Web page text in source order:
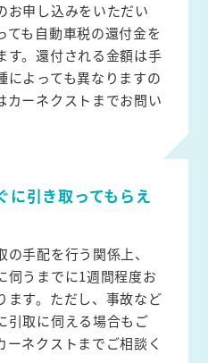
お申し込みをいただい
ても自動車税の還付金を
す。還付される金額は手
によっても異なりますの
カーネクストまでお問い
に引き取ってもらえ
手配を行う関係上、
伺うまでに1週間程度お
ます。ただし、事故など
引取に伺える場合もご
ーネクストまでご相談く